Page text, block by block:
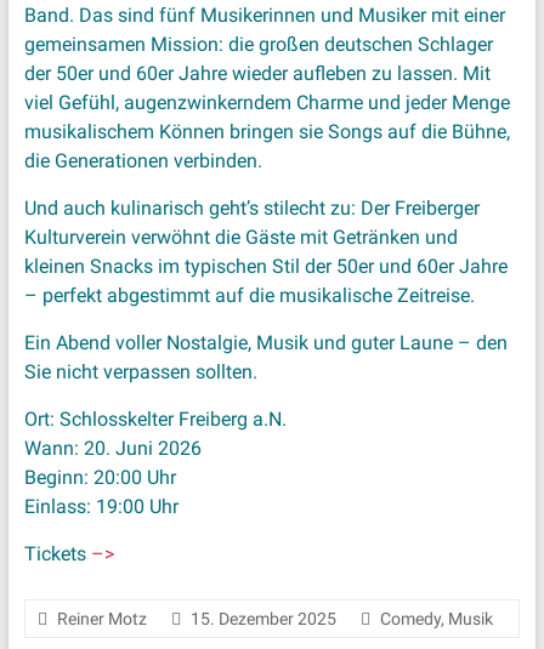
Band. Das sind fünf Musikerinnen und Musiker mit einer
gemeinsamen Mission: die großen deutschen Schlager
der 50er und 60er Jahre wieder aufleben zu lassen. Mit
viel Gefühl, augenzwinkerndem Charme und jeder Menge
musikalischem Können bringen sie Songs auf die Bühne,
die Generationen verbinden.
Und auch kulinarisch geht’s stilecht zu: Der Freiberger
Kulturverein verwöhnt die Gäste mit Getränken und
kleinen Snacks im typischen Stil der 50er und 60er Jahre
– perfekt abgestimmt auf die musikalische Zeitreise.
Ein Abend voller Nostalgie, Musik und guter Laune – den
Sie nicht verpassen sollten.
Ort: Schlosskelter Freiberg a.N.
Wann: 20. Juni 2026
Beginn: 20:00 Uhr
Einlass: 19:00 Uhr
Tickets –>
Reiner Motz 15. Dezember 2025 Comedy, Musik